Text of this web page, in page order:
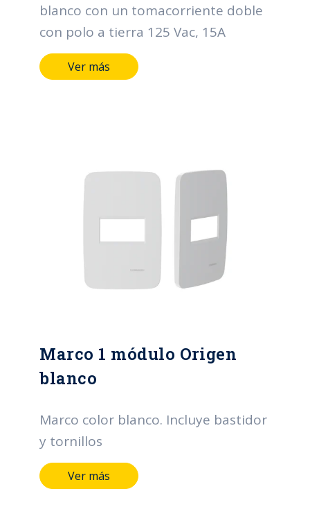
blanco con un tomacorriente doble
con polo a tierra 125 Vac, 15A
Ver más
Marco 1 módulo Origen
blanco
Marco color blanco. Incluye bastidor
y tornillos
Ver más